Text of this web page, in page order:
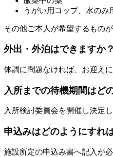
うがい用コップ、水のみ
その他ご本人が希望するもの
外出・外泊はできますか？
体調に問題なければ、お迎え
入所までの待機期間はど
入所検討委員会を開催し決定
申込みはどのようにすれ
施設所定の申込み書へ記入が必